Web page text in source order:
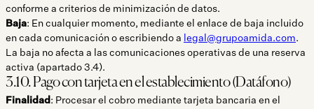
conforme a criterios de minimización de datos.
Baja: En cualquier momento, mediante el enlace de baja incluido
en cada comunicación o escribiendo a legal@grupoamida.com.
La baja no afecta a las comunicaciones operativas de una reserva
activa (apartado 3.4).
3.10. Pago con tarjeta en el establecimiento (Datáfono)
Finalidad: Procesar el cobro mediante tarjeta bancaria en el